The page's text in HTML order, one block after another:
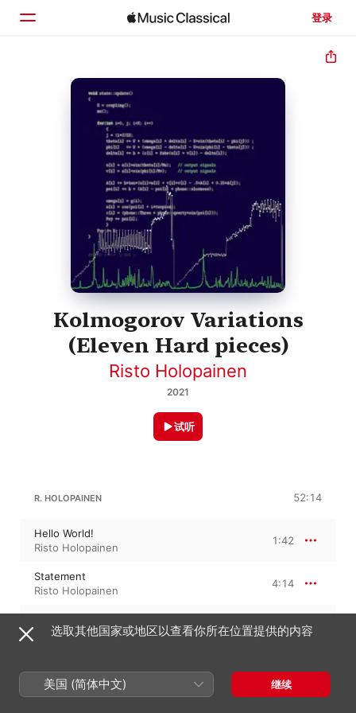
登录
主页
Kolmogorov Variations
(Eleven Hard pieces)
Risto Holopainen
2021
试听
R. HOLOPAINEN 52:14
Hello World!
Risto Holopainen
1:42
Statement
Risto Holopainen
4:14
Risto Holopainen
4:01
Risto Holopainen
4:46
选取其他国家或地区以查看你所在位置提供的内容
美国 (简体中文) 继续